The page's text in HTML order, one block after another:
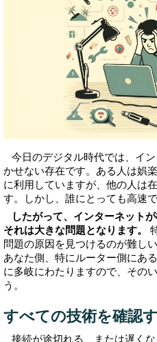
今日のデジタル時代では、イ
かせない存在です。ある人は娯
に利用していますが、他の人は
す。しかし、誰にとっても高速
したがって、インターネット
それは大きな問題となります。
問題の原因を見つけるのが難し
あなた側、特にルーター側にあ
に多岐にわたりますので、その
う。
すべての技術を確認
接続が途切れる、または遅く